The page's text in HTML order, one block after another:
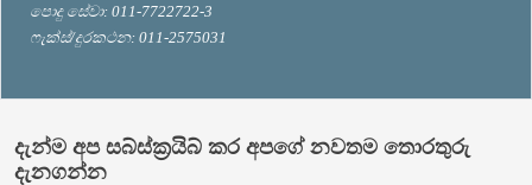
පොදු සේවා: 011-7722722-3
ෆැක්ස්/දුරකථන: 011-2575031
දැන්ම අප සබ්ස්ක්‍රයිබ් කර අපගේ නවතම තොරතුරු
දැනගන්න